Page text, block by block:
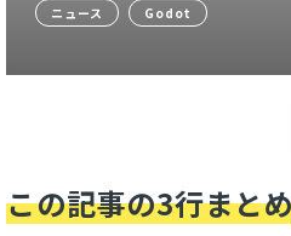
ニュース Godot
この記事の3行まと